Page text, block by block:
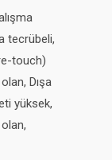
tecrübeli,
touch)
Dışa
yüksek,